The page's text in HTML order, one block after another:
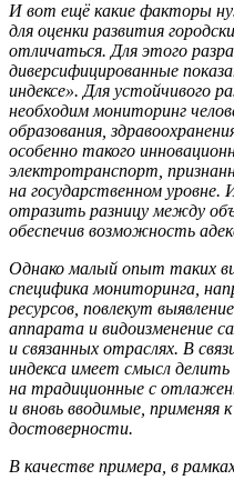
И вот ещё какие факторы
для оценки развития
отличаться. Для этого
диверсифицированные
индексе». Для устойчивого
необходим мониторинг
образования,
особенно такого
электротранспорт,
на государственном
отразить разницу между
обеспечив возможность
Однако малый опыт таких
специфика мониторинга,
ресурсов, повлекут
аппарата и видоизменение
и связанных отраслях. В
индекса имеет смысл
на традиционные с
и вновь вводимые,
достоверности.
В качестве примера, в